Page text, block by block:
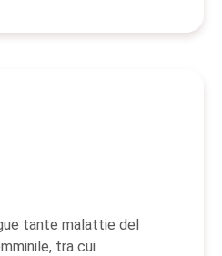
tante malattie del
tra cui